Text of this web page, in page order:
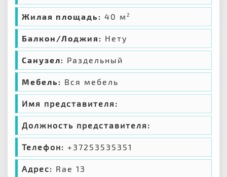
Жилая площадь: 40 м 2
Балкон/Лоджия: Нету
Санузел: Раздельный
Мебель: Вся мебель
Имя представителя:
Должность представителя:
Телефон: +37253535351
Адрес: Rae 13